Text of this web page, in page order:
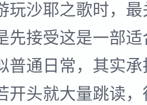
玩沙耶之歌时，
先接受这是一部
普通日常，其实
开头就大量跳读